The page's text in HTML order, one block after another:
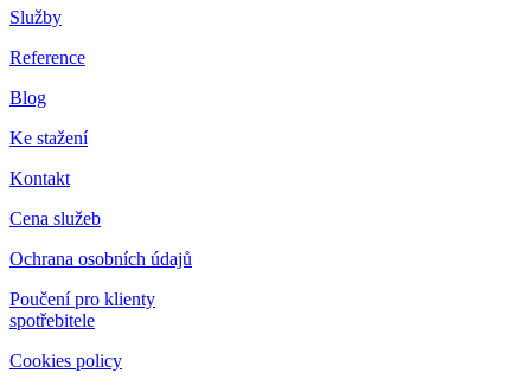
Služby
Reference
Blog
Ke stažení
Kontakt
Cena služeb
Ochrana osobních údajů
Poučení pro klienty
spotřebitele
Cookies policy